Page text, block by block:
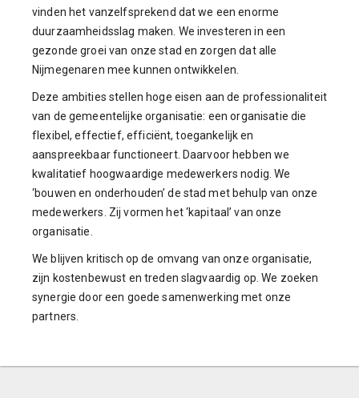
vinden het vanzelfsprekend dat we een enorme
duurzaamheidsslag maken. We investeren in een
gezonde groei van onze stad en zorgen dat alle
Nijmegenaren mee kunnen ontwikkelen.
Deze ambities stellen hoge eisen aan de professionaliteit
van de gemeentelijke organisatie: een organisatie die
flexibel, effectief, efficiënt, toegankelijk en
aanspreekbaar functioneert. Daarvoor hebben we
kwalitatief hoogwaardige medewerkers nodig. We
‘bouwen en onderhouden’ de stad met behulp van onze
medewerkers. Zij vormen het ‘kapitaal’ van onze
organisatie.
We blijven kritisch op de omvang van onze organisatie,
zijn kostenbewust en treden slagvaardig op. We zoeken
synergie door een goede samenwerking met onze
partners.